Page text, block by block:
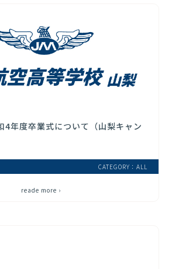
4年度卒業式について（山梨キャン
CATEGORY：ALL
reade more ›